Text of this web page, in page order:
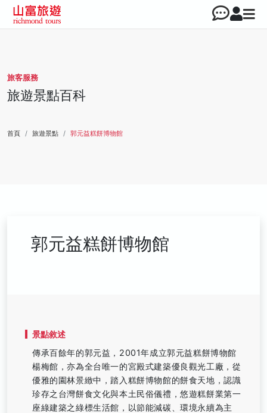
旅客服務
旅遊景點百科
首頁 旅遊景點 郭元益糕餅博物館
郭元益糕餅博物館
景點敘述
傳承百餘年的郭元益，2001年成立郭元益糕餅博物館
楊梅館，亦為全台唯一的宮殿式建築優良觀光工廠，從
優雅的園林景緻中，踏入糕餅博物館的餅食天地，認識
珍存之台灣餅食文化與本土民俗儀禮，悠遊糕餅業第一
座綠建築之綠標生活館，以節能減碳、環境永續為主